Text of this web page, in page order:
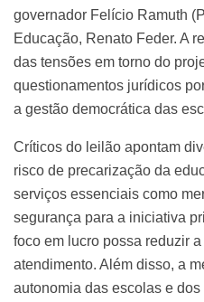
governador Felício Ramuth
Educação, Renato Feder. A
das tensões em torno do
questionamentos jurídicos
a gestão democrática das
Críticos do leilão apontam
risco de precarização da
serviços essenciais como
segurança para a iniciativa
foco em lucro possa reduzir
atendimento. Além disso, a
autonomia das escolas e